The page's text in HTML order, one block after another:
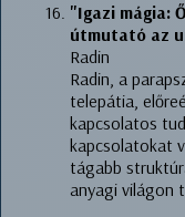
"Igazi mágia:
útmutató az
Radin
Radin, a
telepátia,
kapcsolatos
kapcsolatokat
tágabb
anyagi világon